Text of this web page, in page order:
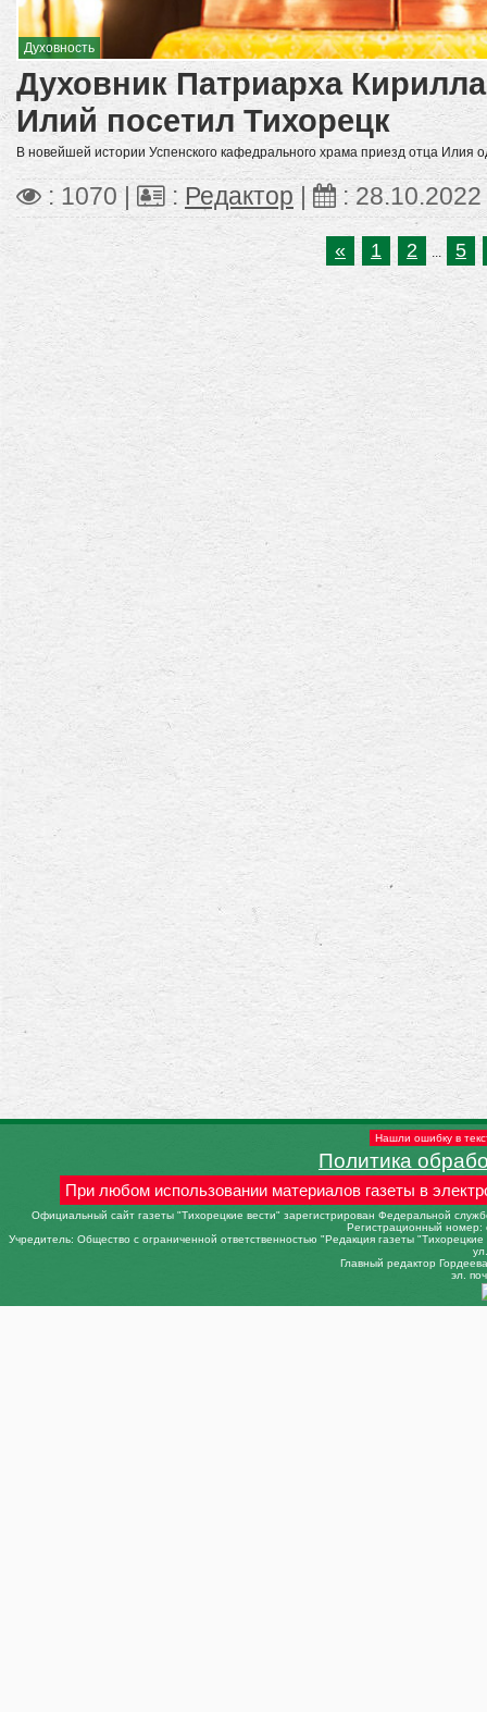
Духовность
Духовник Патриарха
Илий посетил Тихорецк
В новейшей истории Успенского кафедрального храма приезд отца Илия
: 1070 | : Редактор| :28.10.2022
« 1 2 5
Нашли ошибку в
Политика
При любом использовании материалов газеты в
Официальный сайт газеты "Тихорецкие вести" зарегистрирован Федеральной
Регистрационный
Учредитель: Общество с ограниченной ответственностью "Редакция газеты
Главный редактор
эл.